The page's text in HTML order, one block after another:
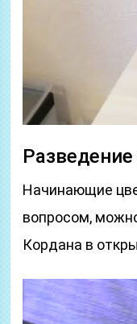
Начинающие
вопросом,
Кордана в